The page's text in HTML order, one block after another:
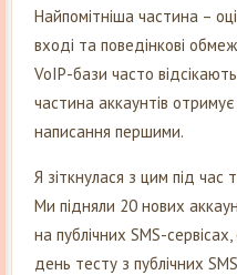
Найпомітніша частина –
вході та поведінкові
VoIP-бази часто
частина аккаунтів
написання першими.
Я зіткнулася з цим під час
Ми підняли 20 нових
на публічних SMS-
день тесту з публічних